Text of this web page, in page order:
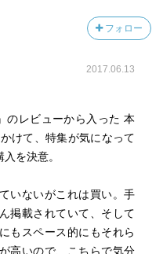
フォロー
2017.06.13
のレビューから入った 本
けて、特集が気になって
を決意。
いないがこれは買い。手
掲載されていて、そして
もスペース的にもそれら
高いので、こちらで気分